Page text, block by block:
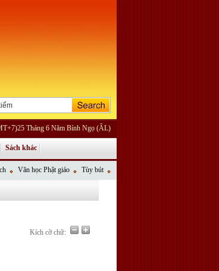
Tháng 6 Năm Bính Ngọ (ÂL)
Văn học Phật giáo
Tùy bút
Sách khác
Kích cỡ chữ: